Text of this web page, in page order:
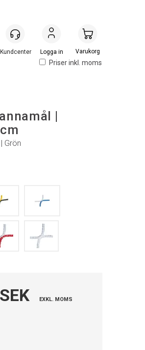
Priser inkl. moms
Logga in Handlevogn
|
Grön
EXKL. MOMS